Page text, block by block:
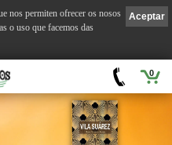
0
Aceptar
nos permiten ofrecer os nosos
o uso que facemos das